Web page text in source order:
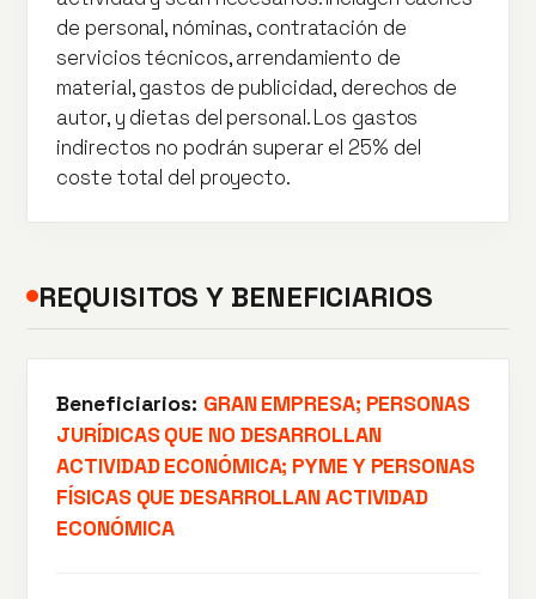
de personal, nóminas, contratación de
servicios técnicos, arrendamiento de
material, gastos de publicidad, derechos de
autor, y dietas del personal. Los gastos
indirectos no podrán superar el 25% del
coste total del proyecto.
REQUISITOS Y BENEFICIARIOS
Beneficiarios: GRAN EMPRESA; PERSONAS
JURÍDICAS QUE NO DESARROLLAN
ACTIVIDAD ECONÓMICA; PYME Y PERSONAS
FÍSICAS QUE DESARROLLAN ACTIVIDAD
ECONÓMICA